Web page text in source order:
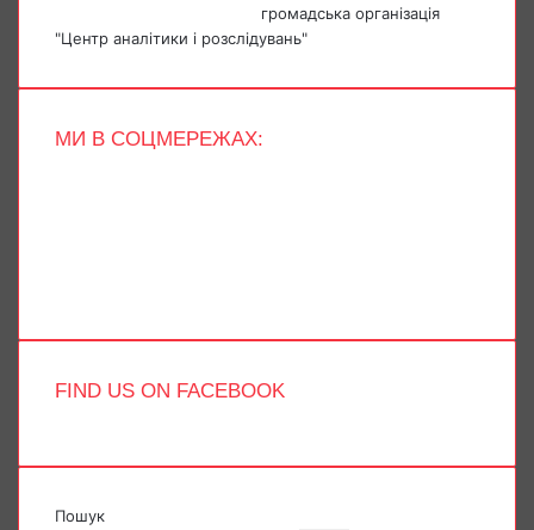
громадська організація
"Центр аналітики і розслідувань"
МИ В СОЦМЕРЕЖАХ:
FIND US ON FACEBOOK
Пошук